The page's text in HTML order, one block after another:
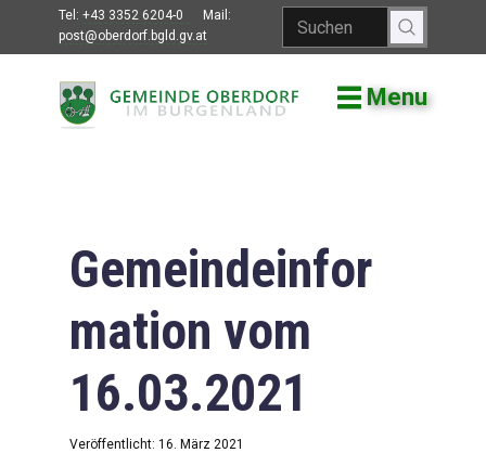
Tel: +43 3352 6204-0
Mail:
post@oberdorf.bgld.gv.at
Menu
Willkommen
Gemeindeamt
Gemeinderat
Bildung
Vereine
Gemeindeinfor
mation vom
16.03.2021
Veröffentlicht: 16. März 2021